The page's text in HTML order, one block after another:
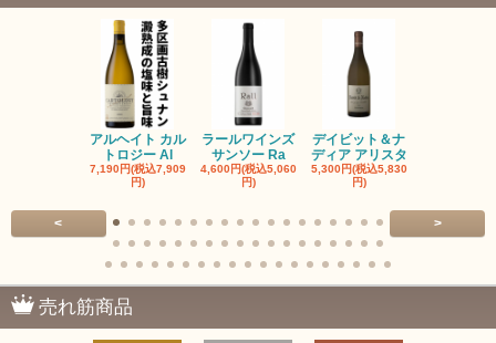
アルヘイト カル
トロジー Al
7,190円(税込7,909
円)
ラールワインズ
サンソー Ra
4,600円(税込5,060
円)
デイビット＆ナ
ディア アリスタ
5,300円(税込5,830
円)
< >
売れ筋商品